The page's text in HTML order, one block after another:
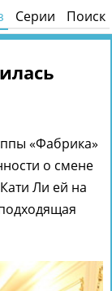
Серии Поиск
«Фабрика»
о смене
Ли ей на